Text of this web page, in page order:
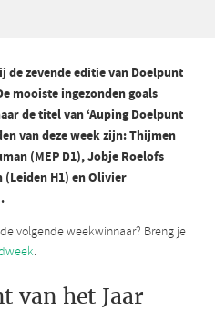
de zevende editie van Doelpunt
mooiste ingezonden goals
de titel van ‘Auping Doelpunt
van deze week zijn: Thijmen
(MEP D1), Jobje Roelofs
(Leiden H1) en Olivier
volgende weekwinnaar? Breng je
.
van het Jaar